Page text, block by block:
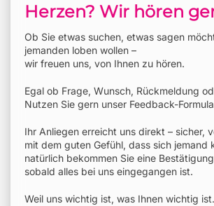
Herzen? Wir hören
Ob Sie etwas suchen, etwas sagen
jemanden loben wollen –
wir freuen uns, von Ihnen zu hören.
Egal ob Frage, Wunsch, Rückmeldung
Nutzen Sie gern unser Feedback-
Ihr Anliegen erreicht uns direkt – sicher,
mit dem guten Gefühl, dass sich jemand
natürlich bekommen Sie eine
sobald alles bei uns eingegangen ist.
Weil uns wichtig ist, was Ihnen wichtig ist.